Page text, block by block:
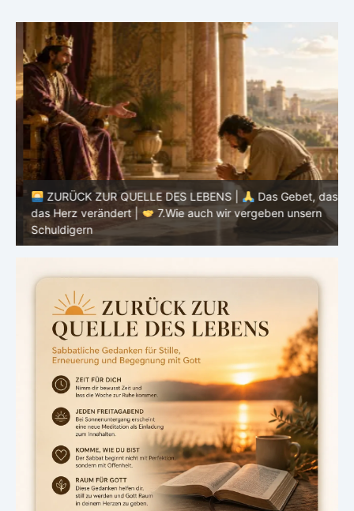
ZURÜCK ZUR QUELLE DES LEBENS |
Das Gebet, das
das Herz verändert |
7.Wie auch wir vergeben unsern
Schuldigern